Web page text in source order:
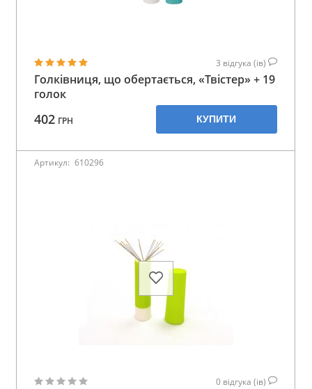
3 відгука (ів)
Голківниця, що обертається, «Твістер» + 19
голок
402 ГРН КУПИТИ
Артикул: 610296
0 відгука (ів)